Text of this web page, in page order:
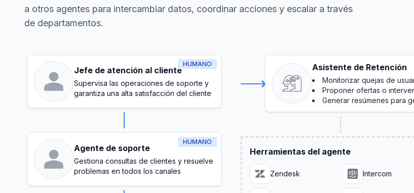
a otros agentes para intercambiar datos, coordinar acciones y escalar a través
de departamentos.
HUMANO
Jefe de atención al cliente
Supervisa las operaciones de soporte y
garantiza una alta satisfacción del cliente
HUMANO
Agente de soporte
Gestiona consultas de clientes y resuelve
problemas en todos los canales
Asistente de Retención
Monitorizar quejas de
Proponer ofertas o
Generar resúmenes para
Herramientas del agente
Zendesk Intercom